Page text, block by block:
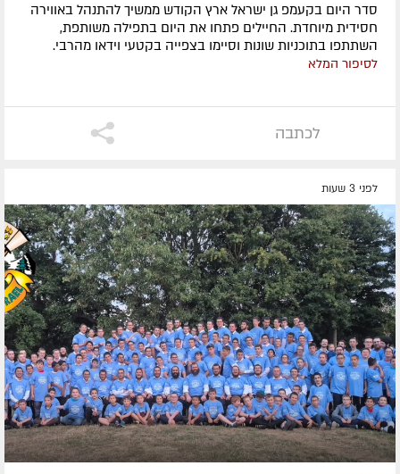
סדר היום בקעמפ גן ישראל ארץ הקודש ממשיך להתנהל באווירה
חסידית מיוחדת. החיילים פתחו את היום בתפילה משותפת,
השתתפו בתוכניות שונות וסיימו בצפייה בקטעי וידאו מהרבי.
לסיפור המלא
לכתבה
לפני 3 שעות